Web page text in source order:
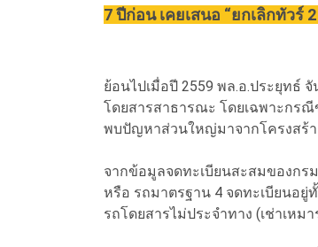
7 ปีก่อน เคยเสนอ “ยกเลิกทัวร์
ย้อนไปเมื่อปี 2559 พล.อ.ประยุทธ์
โดยสารสาธารณะ โดยเฉพาะกรณี
พบปัญหาส่วนใหญ่มาจากโครงสร้
จากข้อมูลจดทะเบียนสะสมของกร
หรือ รถมาตรฐาน 4 จดทะเบียนอยู่
รถโดยสารไม่ประจำทาง (เช่าเห